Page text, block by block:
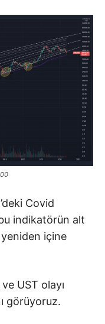
Covid
indikatörün alt
yeniden içine
UST olayı
görüyoruz.